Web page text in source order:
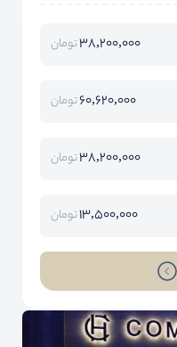
38,200,000تومان
60,620,000تومان
38,200,000تومان
13,500,000تومان